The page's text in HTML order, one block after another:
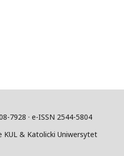
7928 · e-ISSN 2544-5804
& Katolicki Uniwersytet